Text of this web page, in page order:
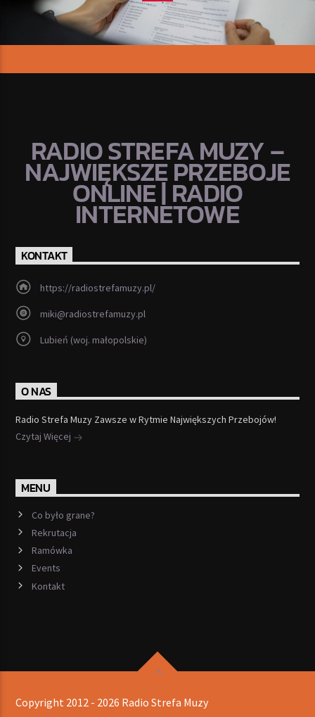
RADIO STREFA MUZY –
NAJWIĘKSZE PRZEBOJE
ONLINE | RADIO
INTERNETOWE
KONTAKT
https://radiostrefamuzy.pl/
miki@radiostrefamuzy.pl
Lubień (woj. małopolskie)
O NAS
Radio Strefa Muzy Zawsze w Rytmie Największych Przebojów!
Czytaj Więcej
MENU
Co było grane?
Rekrutacja
Ramówka
Events
Kontakt
Copyright 2012 - 2026 Radio Strefa Muzy